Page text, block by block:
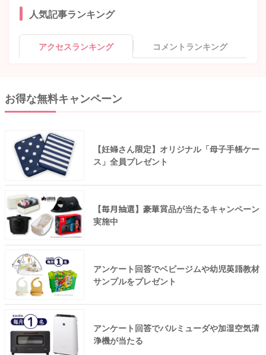
人気記事ランキング
アクセスランキング コメントランキング
お得な無料キャンペーン
【妊婦さん限定】オリジナル「母子手帳ケー
ス」全員プレゼント
【毎月抽選】豪華賞品が当たるキャンペーン
実施中
アンケート回答でベビージムや幼児英語教材
サンプルをプレゼント
アンケート回答でバルミューダや加湿空気清
浄機が当たる